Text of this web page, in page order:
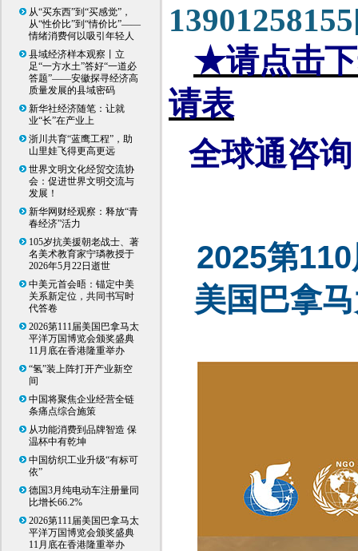
从“买东西”到“买感觉”，
从“性价比”到“情价比”——
情绪消费何以吸引年轻人
县域经济样本观察丨立
足“一方水土”答好“一道必
答题”——安徽探寻经济高
质量发展的县域密码
新华社经济随笔：让就
业“长”在产业上
浙川共育“蓝鹰工程”，助
山里娃飞得更高更远
世界文明文化经贸交流协
会：促进世界文明交流与
发展！
新华网财经观察：释放“青
春经济”活力
105岁抗美援朝老战士、著
名美术教育家宁璘教授于
2026年5月22日逝世
中美元首会晤：锚定中美
关系新定位，共同书写时
代答卷
2026第111届美国巴拿马太
平洋万国博览会颁奖盛典
11月底在香港隆重举办
“氢”装上阵打开产业新空
间
中国将聚焦企业经营全链
条痛点综合施策
从功能消费到品牌智造 保
温杯中有乾坤
中国纺织工业升级“有标可
依”
德国3月纯电动车注册量同
比增长66.2%
2026第111届美国巴拿马太
平洋万国博览会颁奖盛典
11月底在香港隆重举办
★请点击
请表
全球通咨
2025第110
美国巴拿